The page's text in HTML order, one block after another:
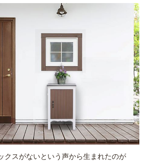
クスがないという声から生まれたのが